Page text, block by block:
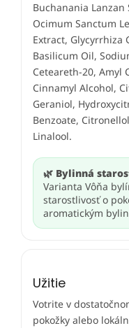
Buchanania Lanzan
Ocimum Sanctum
Extract, Glycyrrhiza
Basilicum Oil,
Ceteareth-20, Amyl
Cinnamyl Alcohol,
Geraniol,
Benzoate,
Linalool.
🌿 Bylinná
Varianta Vôňa
starostlivosť o
aromatickým
Užitie
Votrite v
pokožky alebo